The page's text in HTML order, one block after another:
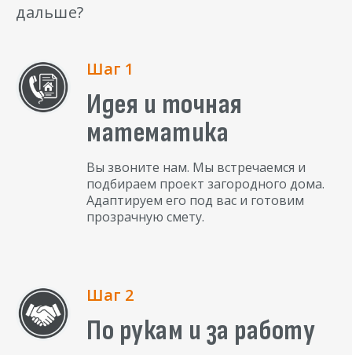
дальше?
Шаг 1
Идея и точная
математика
Вы звоните нам. Мы встречаемся и
подбираем проект загородного дома.
Адаптируем его под вас и готовим
прозрачную смету.
Шаг 2
По рукам и за работу